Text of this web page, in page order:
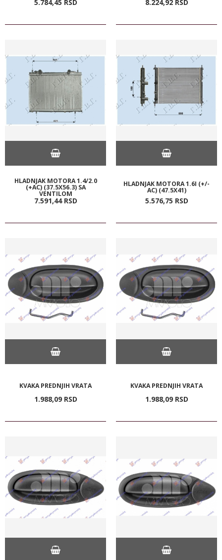
5.784,45 RSD 8.224,92 RSD
HLADNJAK MOTORA 1.4/2.0
(+AC) (37.5X56.3) SA
VENTILOM
7.591,44 RSD
HLADNJAK MOTORA 1.6I (+/-
AC) (47.5X41)
5.576,75 RSD
KVAKA PREDNJIH VRATA
1.988,09 RSD
KVAKA PREDNJIH VRATA
1.988,09 RSD